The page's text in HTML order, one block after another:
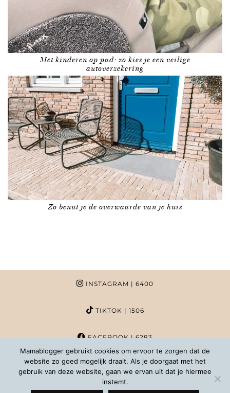
Met kinderen op pad: zo kies je een veilige
autoverzekering
Zo benut je de overwaarde van je huis
INSTAGRAM | 6400
TIKTOK | 1506
FACEBOOK| 6283
PINTEREST | 1020
Mamablogger gebruikt cookies om ervoor te zorgen dat de
website zo goed mogelijk draait. Als je doorgaat met het
gebruik van deze website, gaan we ervan uit dat je hiermee
instemt.